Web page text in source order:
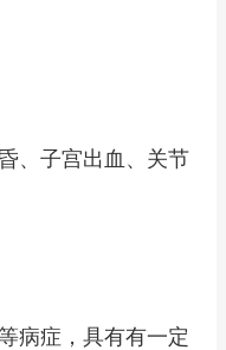
、子宫出血、关节
病症，具有有一定